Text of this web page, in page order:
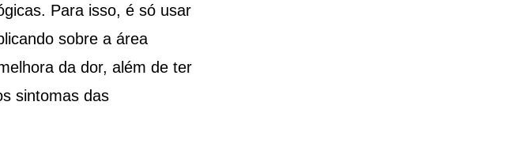
Para isso, é só usar
sobre a área
da dor, além de ter
sintomas das